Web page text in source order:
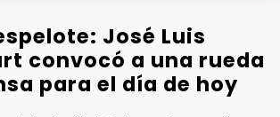
José Luis
convocó a una rueda
para el día de hoy